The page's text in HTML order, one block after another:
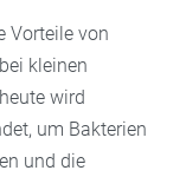
Vorteile von
kleinen
wird
um Bakterien
und die